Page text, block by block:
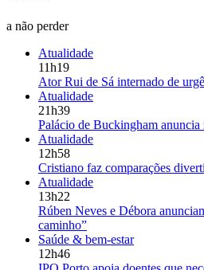
a não perder
Atualidade
11h19
Ator Rui de Sá internado de
Atualidade
21h39
Palácio de Buckingham anuncia
Atualidade
12h58
Cristiano faz comparações
Atualidade
13h22
Rúben Neves e Débora
caminho”
Saúde & bem-estar
12h46